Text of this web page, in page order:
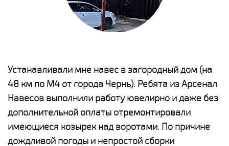
Устанавливали мне навес в загородный дом (на
48 км по М4 от города Чернь). Ребята из Арсенал
Навесов выполнили работу ювелирно и даже без
дополнительной оплаты отремонтировали
имеющиеся козырек над воротами. По причине
дождливой погоды и непростой сборки